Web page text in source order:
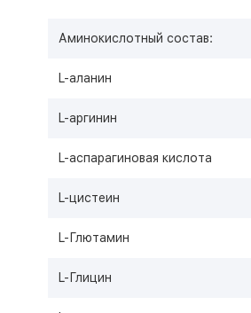
Аминокислотный состав:
L-аланин
L-аргинин
L-аспарагиновая кислота
L-цистеин
L-Глютамин
L-Глицин